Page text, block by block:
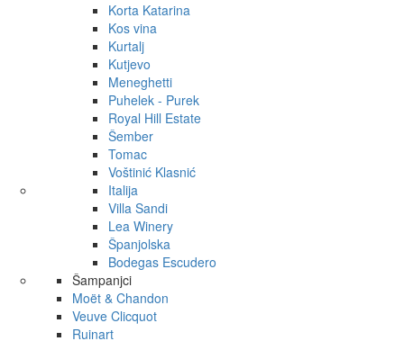
Korta Katarina
Kos vina
Kurtalj
Kutjevo
Meneghetti
Puhelek - Purek
Royal Hill Estate
Šember
Tomac
Voštinić Klasnić
Italija
Villa Sandi
Lea Winery
Španjolska
Bodegas Escudero
Šampanjci
Moët & Chandon
Veuve Clicquot
Ruinart